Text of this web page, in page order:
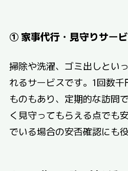
① 家事代行・見守りサー
掃除や洗濯、ゴミ出しとい
れるサービスです。1回数
ものもあり、定期的な訪問
く見守ってもらえる点でも
でいる場合の安否確認にも